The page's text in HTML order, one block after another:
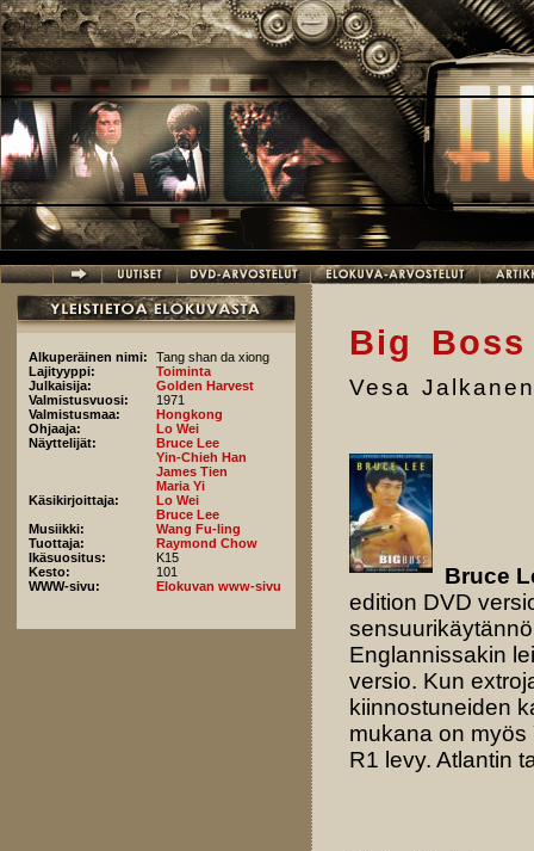
Hyppää pääsisältöön
Alkuperäinen nimi:
Tang shan da xiong
Lajityyppi:
Toiminta
Julkaisija:
Golden Harvest
Valmistusvuosi:
1971
Valmistusmaa:
Hongkong
Ohjaaja:
Lo Wei
Näyttelijät:
Bruce Lee
Yin-Chieh Han
James Tien
Maria Yi
Käsikirjoittaja:
Lo Wei
Bruce Lee
Musiikki:
Wang Fu-ling
Tuottaja:
Raymond Chow
Ikäsuositus:
K15
Kesto:
101
WWW-sivu:
Elokuvan www-sivu
Big Boss
Vesa Jalkanen
Bruce
edition DVD
Englannissakin
versio. Kun
kiinnostuneiden
mukana on
R1 levy. Atlantin